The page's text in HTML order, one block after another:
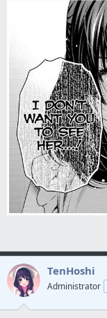
TenHoshi
Administrator